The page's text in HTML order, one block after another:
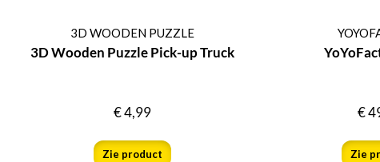
3D WOODEN PUZZLE
3D Wooden Puzzle Pick-up Truck
€4,99
Zie product
€
Zie